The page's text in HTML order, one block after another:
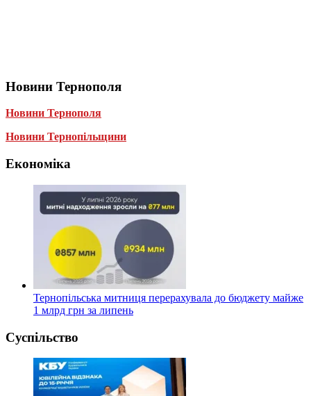
Новини Тернополя
Новини Тернополя
Новини Тернопільщини
Економіка
Тернопільська митниця перерахувала до бюджету майже
1 млрд грн за липень
Суспільство